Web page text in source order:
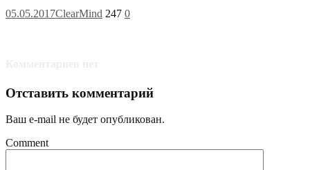
05.05.2017ClearMind 247 0
Отставить комментарий
Ваш e-mail не будет опубликован.
Comment